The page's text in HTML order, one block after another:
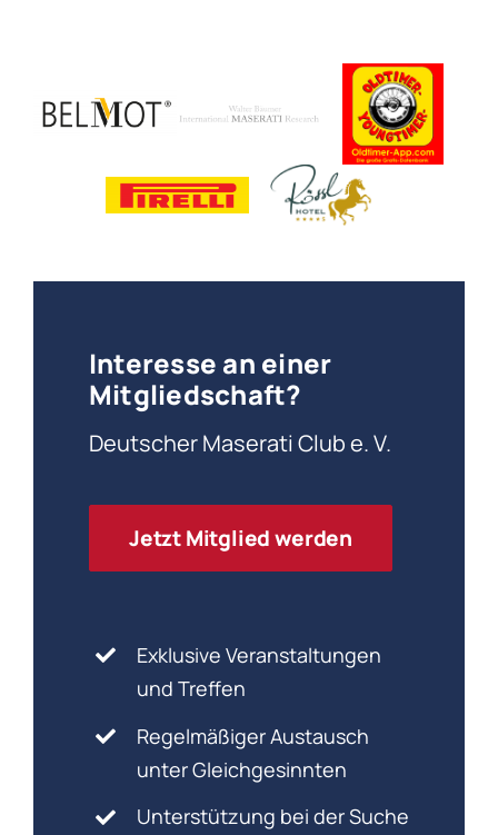
Interesse an einer
Mitgliedschaft?
Deutscher Maserati Club e. V.
Jetzt Mitglied werden
Exklusive Veranstaltungen
und Treffen
Regelmäßiger Austausch
unter Gleichgesinnten
Unterstützung bei der Suche